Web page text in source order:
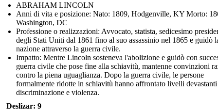
ABRAHAM LINCOLN
Anni di vita e posizione: Nato: 1809, Hodgenville, KY Morto:
Washington, DC
Professione o realizzazioni: Avvocato, statista, sedicesimo
degli Stati Uniti dal 1861 fino al suo assassinio nel 1865 e guidò
nazione attraverso la guerra civile.
Impatto: Mentre Lincoln sosteneva l'abolizione e guidò con
guerra civile che pose fine alla schiavitù, mantenne convinzioni
contro la piena uguaglianza. Dopo la guerra civile, le persone
formalmente ridotte in schiavitù hanno affrontato livelli
discriminazione e violenza.
Deslizar: 9